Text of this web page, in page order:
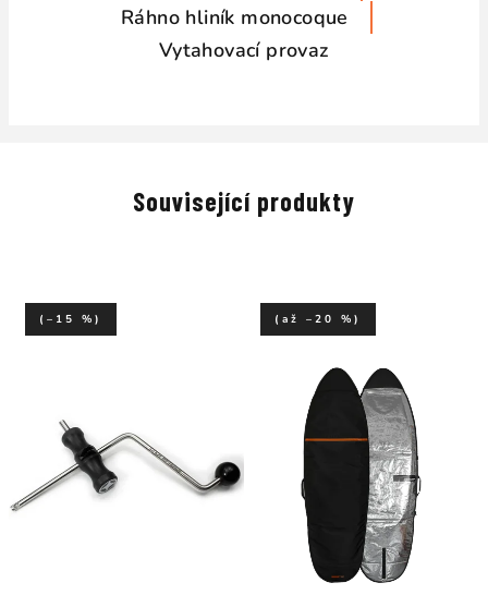
Ráhno hliník monocoque
Vytahovací provaz
Související produkty
(–15 %) (až –20 %)